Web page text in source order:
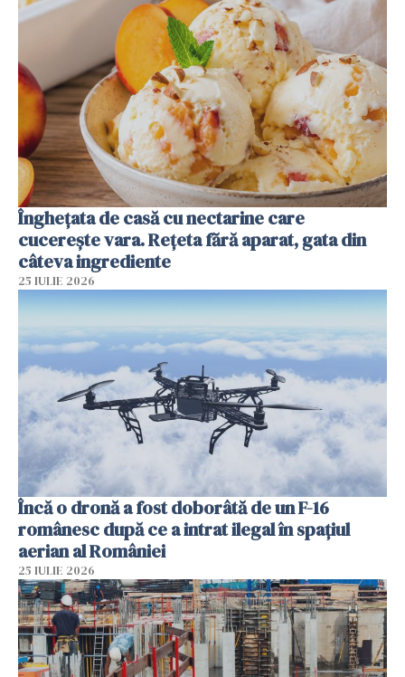
Înghețata de casă cu nectarine care
cucerește vara. Rețeta fără aparat, gata din
câteva ingrediente
25 IULIE 2026
Încă o dronă a fost doborâtă de un F-16
românesc după ce a intrat ilegal în spațiul
aerian al României
25 IULIE 2026